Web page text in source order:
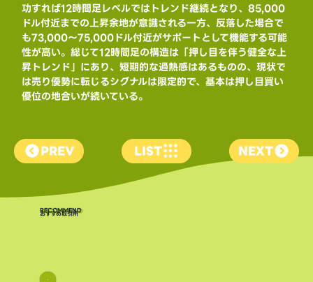
功すれば12時間足レベルではトレンド継続となり、85,000
ドル付近までの上昇余地が意識される一方、反落した場合で
も73,000〜75,000ドル付近がサポートとして機能する可能
性が高い。総じて12時間足の構造は「押し目を伴う健全な上
昇トレンド」にあり、短期的な過熱感はあるものの、現状で
は売り優勢に転じるシグナルは限定的で、基本は押し目買い
優位の地合いが続いている。
PREV LIST NEXT
​RECOMMEND
おすすめ取引所